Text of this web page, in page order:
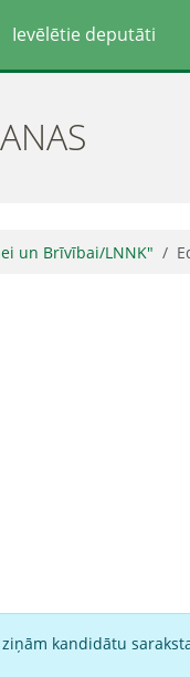
Ievēlētie deputāti
un Brīvībai/LNNK"
kandidātu